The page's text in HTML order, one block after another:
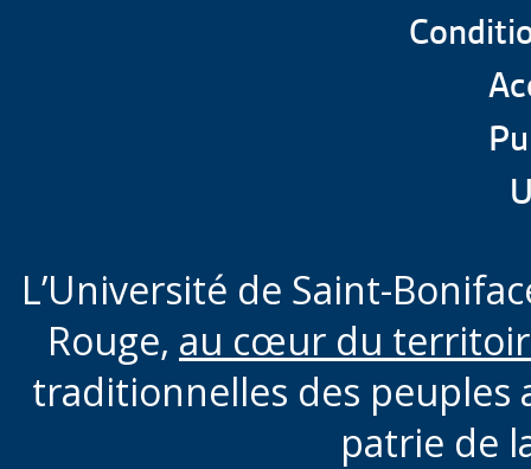
L’Université de Saint-
Rouge, au cœur du
traditionnelles des peuples
patrie de